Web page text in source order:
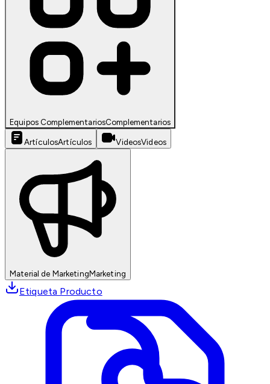
Equipos ComplementariosComplementarios
ArtículosArtículos VideosVideos
Material de MarketingMarketing
Etiqueta Producto